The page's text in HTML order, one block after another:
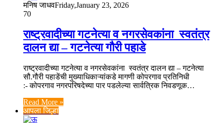
मनिष जाधवFriday,January 23, 2026
70
राष्ट्रवादीच्या गटनेत्या व नगरसेवकांना स्वतंत्र
दालन द्या – गटनेत्या गौरी पहाडे
राष्ट्रवादीच्या गटनेत्या व नगरसेवकांना स्वतंत्र दालन द्या – गटनेत्या
सौ.गौरी पहाडेंची मुख्याधिकाऱ्यांकडे मागणी कोपरगाव प्रतिनिधी
:- कोपरगाव नगरपरिषदेच्या पार पडलेल्या सार्वत्रिक निवडणूक…
Read More »
आपला जिल्हा